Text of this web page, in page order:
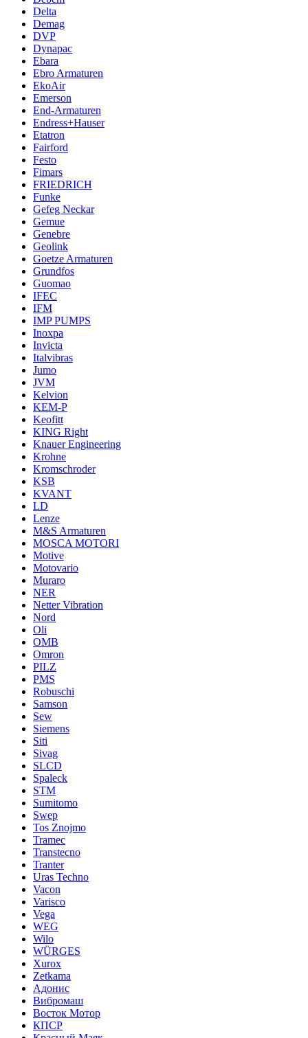
Delta
Demag
DVP
Dynapac
Ebara
Ebro Armaturen
EkoAir
Emerson
End-Armaturen
Endress+Hauser
Etatron
Fairford
Festo
Fimars
FRIEDRICH
Funke
Gefeg Neckar
Gemue
Genebre
Geolink
Goetze Armaturen
Grundfos
Guomao
IFEC
IFM
IMP PUMPS
Inoxpa
Invicta
Italvibras
Jumo
JVM
Kelvion
KEM-P
Keofitt
KING Right
Knauer Engineering
Krohne
Kromschroder
KSB
KVANT
LD
Lenze
M&S Armaturen
MOSCA MOTORI
Motive
Motovario
Muraro
NER
Netter Vibration
Nord
Oli
OMB
Omron
PILZ
PMS
Robuschi
Samson
Sew
Siemens
Siti
Sivag
SLCD
Spaleck
STM
Sumitomo
Swep
Tos Znojmo
Tramec
Transtecno
Tranter
Uras Techno
Vacon
Varisco
Vega
WEG
Wilo
WÜRGES
Xurox
Zetkama
Адонис
Вибромаш
Восток Мотор
КПСР